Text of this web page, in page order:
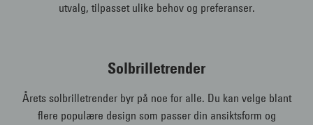
utvalg, tilpasset ulike behov og preferanser.
Solbrilletrender
Årets solbrilletrender byr på noe for alle. Du kan velge blant
flere populære design som passer din ansiktsform og